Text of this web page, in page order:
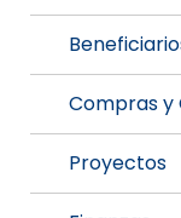
Compras y
Proyectos